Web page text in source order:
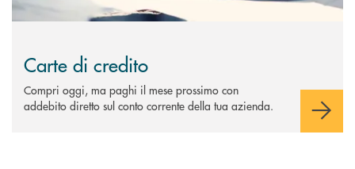
Carte di credito
Compri oggi, ma paghi il mese prossimo con
addebito diretto sul conto corrente della tua azienda.